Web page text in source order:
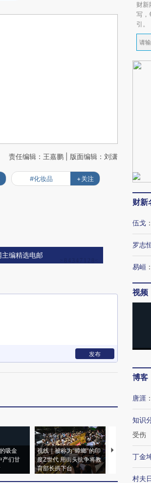
责任编辑：王嘉鹏 | 版面编辑：刘潇
#化妆品 +关注
主编精选电邮
发布
吸金
产们甘
视线｜被称为“蟑螂”的印
度Z世代 用街头抗争将教
育部长拱下台
视线｜“入侵”
机”？难民潮
飞地休达
财新
写，
引。
财新
伍戈 ：
罗志
易峘 ：
视频
博客
唐涯 ：
知识
受伤
丁金
村夫